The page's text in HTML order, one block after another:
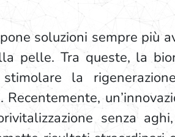
soluzioni sempre più
pelle. Tra queste, la
la
Recentemente,
senza